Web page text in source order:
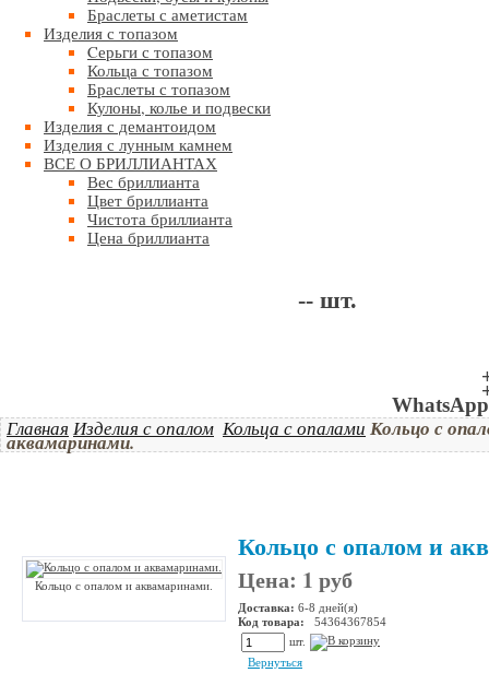
Браслеты с аметистам
Изделия с топазом
Cерьги с топазом
Кольца с топазом
Браслеты с топазом
Кулоны, колье и подвески
Изделия с демантоидом
Изделия с лунным камнем
ВСЕ О БРИЛЛИАНТАХ
Вес бриллианта
Цвет бриллианта
Чистота бриллианта
Цена бриллианта
-- шт.
ГлавнаяИзделия с опалом Кольца с опалами Кольцо с
аквамаринами.
Кольцо с опалом и аквамаринами.
Кольцо с опалом и
Цена: 1 руб
Доставка: 6-8 дней(я)
Код товара: 54364367854
шт.
Вернуться